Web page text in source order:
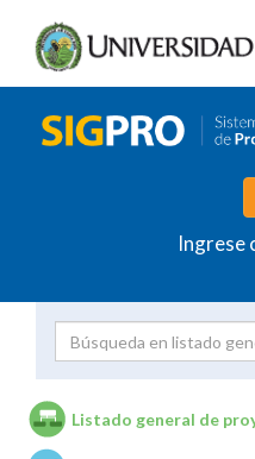
Ingrese
Listado general de